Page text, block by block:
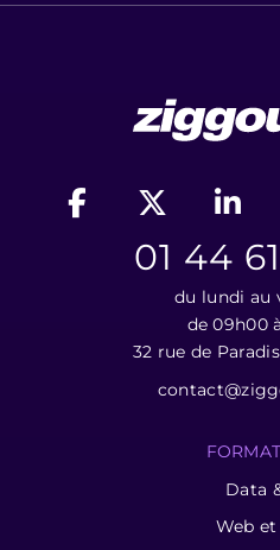
01 44
du lundi au
de 09h00
32 rue de
Data
Web